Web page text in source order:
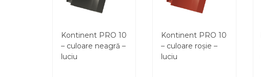
Kontinent PRO 10
– culoare neagră –
luciu
Kontinent PRO 10
– culoare roșie –
luciu